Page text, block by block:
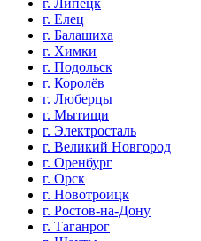
г. Липецк
г. Елец
г. Балашиха
г. Химки
г. Подольск
г. Королёв
г. Люберцы
г. Мытищи
г. Электросталь
г. Великий Новгород
г. Оренбург
г. Орск
г. Новотроицк
г. Ростов-на-Дону
г. Таганрог